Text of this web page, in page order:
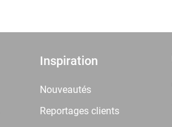
Inspiration
Nouveautés
Reportages clients